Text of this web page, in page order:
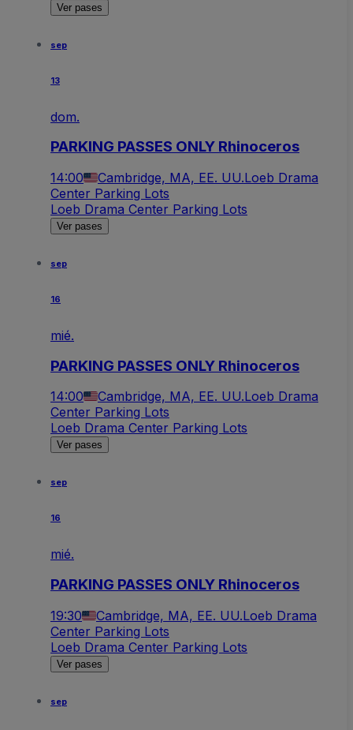
Ver pases
sep
13
dom.
PARKING PASSES ONLY Rhinoceros
14:00 Cambridge, MA, EE. UU.Loeb Drama
Center Parking Lots
Loeb Drama Center Parking Lots
Ver pases
sep
16
mié.
PARKING PASSES ONLY Rhinoceros
14:00 Cambridge, MA, EE. UU.Loeb Drama
Center Parking Lots
Loeb Drama Center Parking Lots
Ver pases
sep
16
mié.
PARKING PASSES ONLY Rhinoceros
19:30 Cambridge, MA, EE. UU.Loeb Drama
Center Parking Lots
Loeb Drama Center Parking Lots
Ver pases
sep